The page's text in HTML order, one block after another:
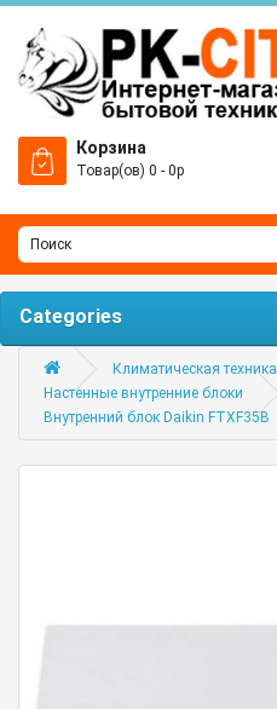
Корзина
Товар(ов) 0 - 0р
Categories
Климатическая техника
Настенные внутренние блоки
Внутренний блок Daikin FTXF35B